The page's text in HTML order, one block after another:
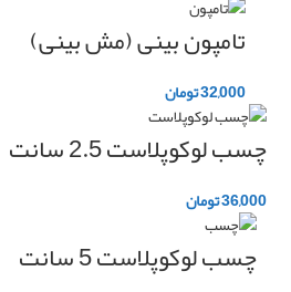
تامپون بینی (مش بینی)
32,000تومان
چسب لوکوپلاست 2.5 سانت
36,000تومان
چسب لوکوپلاست 5 سانت